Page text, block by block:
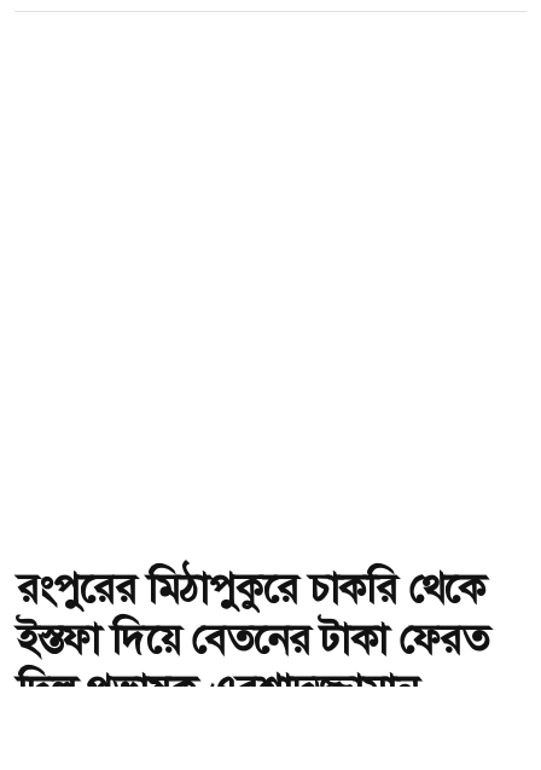
রংপুরের মিঠাপুকুরে চাকরি থেকে
ইস্তফা দিয়ে বেতনের টাকা ফেরত
দিল প্রভাষক এরশাদুজ্জামান